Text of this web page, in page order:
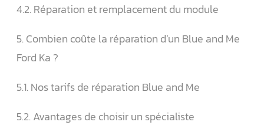
4.2. Réparation et remplacement du module
5. Combien coûte la réparation d’un Blue and Me
Ford Ka ?
5.1. Nos tarifs de réparation Blue and Me
5.2. Avantages de choisir un spécialiste